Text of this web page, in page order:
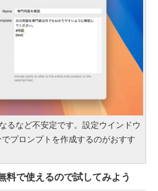
るなど不安定です。設定ウインドウ
プロンプトを作成するのがおすす
料で使えるので試してみよう